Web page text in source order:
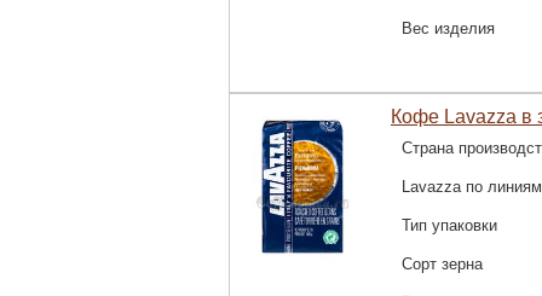
Вес изделия
Кофе Lavazza в
Страна
Lavazza по линиям
Тип упаковки
Сорт зерна